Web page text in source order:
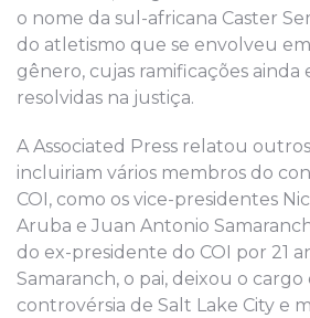
o nome da sul-africana Caster
do atletismo que se envolveu
gênero, cujas ramificações ainda
resolvidas na justiça.
A Associated Press relatou
incluiriam vários membros do
COI, como os vice-presidentes
Aruba e Juan Antonio
do ex-presidente do COI por 21
Samaranch, o pai, deixou o cargo
controvérsia de Salt Lake City e